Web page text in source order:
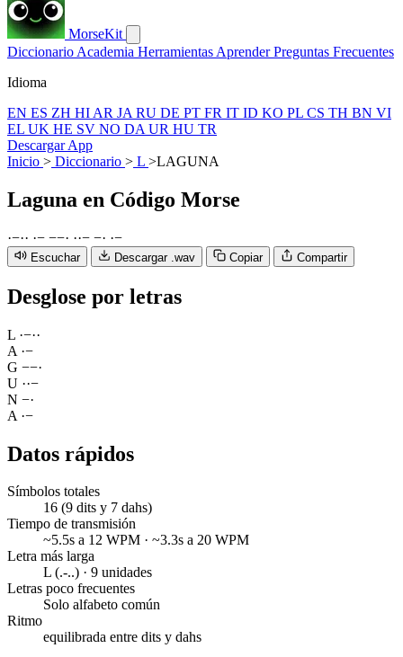
MorseKit
Diccionario Academia Herramientas AprenderPreguntas Frecuentes
Idioma
EN ES ZH HI AR JA RU DE PT FR IT ID KO PL CS TH BN VI
EL UK HE SV NO DA UR HU TR
Descargar App
Inicio > Diccionario > L >LAGUNA
Laguna en Código Morse
·−·· ·− −−· ··− −· ·−
Escuchar Descargar .wav Copiar Compartir
Desglose por letras
L ·−··
A ·−
G −−·
U ··−
N −·
A ·−
Datos rápidos
Símbolos totales
16 (9 dits y 7 dahs)
Tiempo de transmisión
~5.5s a 12 WPM · ~3.3s a 20 WPM
Letra más larga
L (.-..) · 9 unidades
Letras poco frecuentes
Solo alfabeto común
Ritmo
equilibrada entre dits y dahs